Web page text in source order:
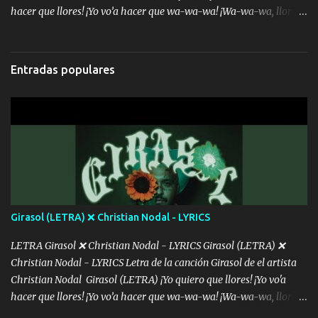
hacer que llores! ¡Yo vo’a hacer que wa-wa-wa! ¡Wa-wa-wa, llores!
cada que intentas cantar Cada que intentas rapear, cada que
intentas rimar Pobre payaso que usa a todo el mundo pa' conectar
con la gente Dices "Latino Gang" pero pisas a to'a tu gente Pa’ dar
menos se prudente Hoy me sabe a mierda, traigo un Balvin en los
dientes Por falta de empatía le toca ser resiliente ¿Acaso eres
consciente de los followers que mueves? Parcerito, abre los ojos y
ve el poder que tienes Otro chiste malo son los nombres de tus
álbum's "José, vibras colores con la energía del diablo " ¿Si ...
Entradas populares
Girasol (LETRA) ❌ Christian Nodal - LYRICS
LETRA Girasol ❌ Christian Nodal - LYRICS Girasol (LETRA) ❌
Christian Nodal - LYRICS Letra de la canción Girasol de el artista
Christian Nodal Girasol (LETRA) ¡Yo quiero que llores! ¡Yo vo'a
hacer que llores! ¡Yo vo’a hacer que wa-wa-wa! ¡Wa-wa-wa, llores!